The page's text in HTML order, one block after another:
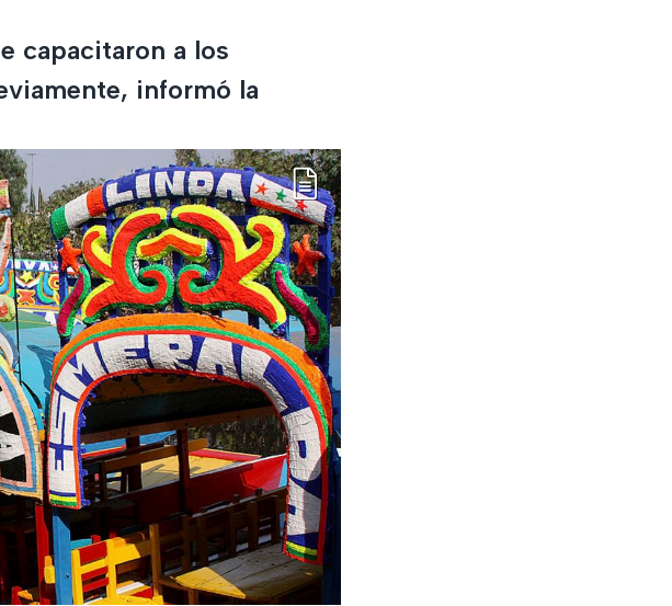
capacitaron a los
informó la